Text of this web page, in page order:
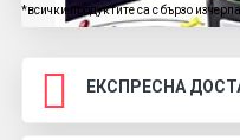
*всички продуктите са с бързо
ЕКСПРЕСНА